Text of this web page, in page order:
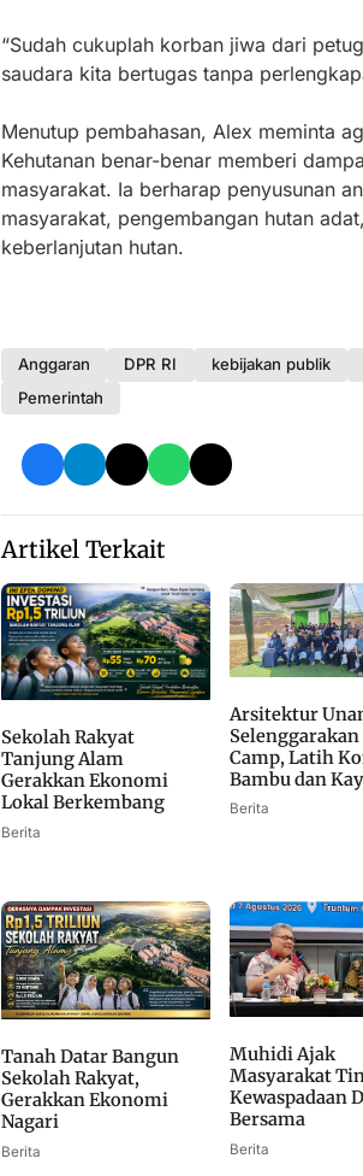
“Sudah cukuplah korban jiwa dari
saudara kita bertugas tanpa
Menutup pembahasan, Alex meminta
Kehutanan benar-benar memberi
masyarakat. Ia berharap penyusunan
masyarakat, pengembangan hutan
keberlanjutan hutan.
Anggaran DPR RI kebijakan publik
Pemerintah
Artikel Terkait
Sekolah Rakyat
Tanjung Alam
Gerakkan Ekonomi
Lokal Berkembang
Berita
Arsitektur
Camp, Latih
Bambu dan
Berita
Tanah Datar Bangun
Sekolah Rakyat,
Gerakkan Ekonomi
Nagari
Berita
Muhidi Ajak
Masyarakat
Kewaspadaan
Bersama
Berita